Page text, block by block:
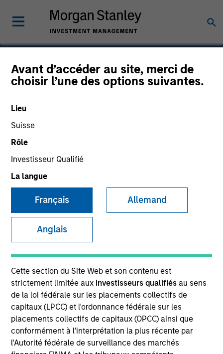
Avant d’accéder au site, merci de
choisir l’une des options suivantes.
Lieu
Suisse
Rôle
Investisseur Qualifié
La langue
Français Allemand
Anglais
Cette section du Site Web et son contenu est
strictement limitée aux investisseurs qualifiésau sens
de la loi fédérale sur les placements collectifs de
capitaux (LPCC) et l'ordonnance fédérale sur les
placements collectifs de capitaux (OPCC) ainsi que
conformément à l'interprétation la plus récente par
l'Autorité fédérale de surveillance des marchés
Buzzsaw
Technology
COUNTRY
United States